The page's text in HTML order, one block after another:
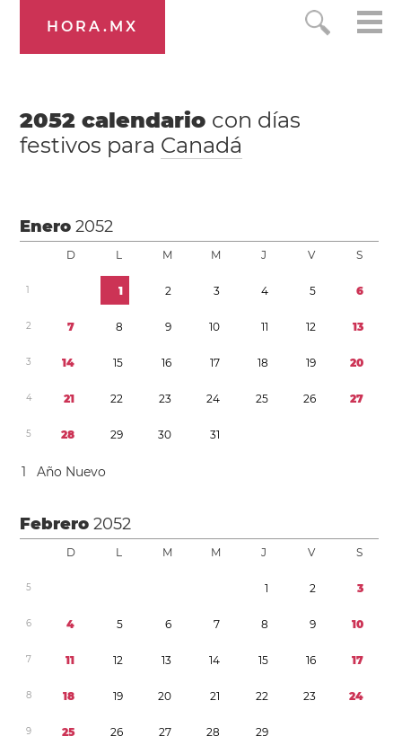
HORA.MX
2052 calendario con días
festivos para Canadá
Enero2052
D L M M J V S
1 1 2 3 4 5 6
2 7 8 9 10 11 12 13
3 14 15 16 17 18 19 20
4 21 22 23 24 25 26 27
5 28 29 30 31
1 Año Nuevo
Febrero2052
D L M M J V S
5 1 2 3
6 4 5 6 7 8 9 10
7 11 12 13 14 15 16 17
8 18 19 20 21 22 23 24
9 25 26 27 28 29